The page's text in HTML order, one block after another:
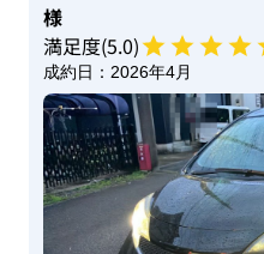
様
満足度(5.0)
成約日： 2026年4月